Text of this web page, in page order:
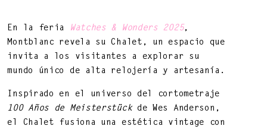
DNA ON INSTAGRAM DNA ON PINTEREST
En la feria Watches & Wonders 2025,
Montblanc revela su Chalet, un espacio que
invita a los visitantes a explorar su
mundo único de alta relojería y artesanía.
Inspirado en el universo del cortometraje
100 Años de Meisterstückde Wes Anderson,
el Chalet fusiona una estética vintage con